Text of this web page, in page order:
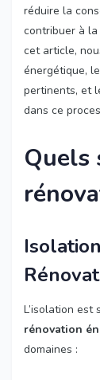
réduire la
contribuer à
cet article,
énergétique,
pertinents, et
dans ce
Quels
L’isolation
rénovation
domaines :